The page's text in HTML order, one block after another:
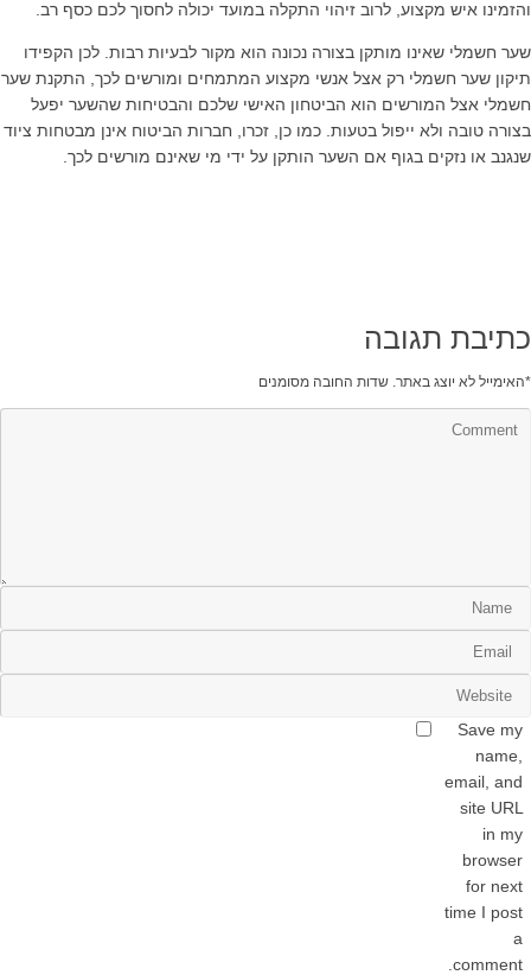
והזמינו איש מקצוע, לרוב זיהוי התקלה במועד יכולה לחסוך לכם כסף רב.
שער חשמלי שאינו מותקן בצורה נכונה הוא מקור לבעיות רבות. לכן הקפידו
תיקון שער חשמלי רק אצל אנשי מקצוע המתמחים ומורשים לכך, התקנת שער
חשמלי אצל המורשים הוא הביטחון האישי שלכם והבטיחות שהשער יפעל
בצורה טובה ולא ייפול בטעות. כמו כן, זכרו, חברות הביטוח אינן מבטחות ציוד
שנגנב או נזקים בגוף אם השער הותקן על ידי מי שאינם מורשים לכך.
כתיבת תגובה
האימייל לא יוצג באתר. שדות החובה מסומנים *
Save my
name,
email, and
site URL
in my
browser
for next
time I post
a
comment.